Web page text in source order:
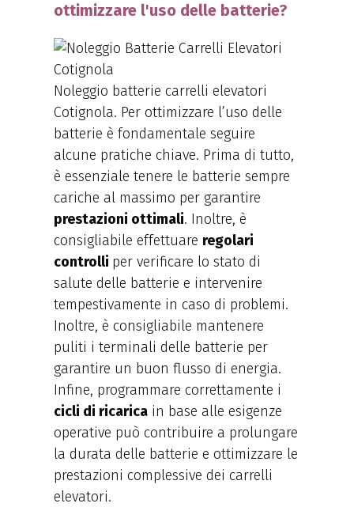
ottimizzare l'uso delle batterie?
Noleggio batterie carrelli elevatori
Cotignola. Per ottimizzare l’uso delle
batterie è fondamentale seguire
alcune pratiche chiave. Prima di tutto,
è essenziale tenere le batterie sempre
cariche al massimo per garantire
prestazioni ottimali. Inoltre, è
consigliabile effettuare regolari
controlli per verificare lo stato di
salute delle batterie e intervenire
tempestivamente in caso di problemi.
Inoltre, è consigliabile mantenere
puliti i terminali delle batterie per
garantire un buon flusso di energia.
Infine, programmare correttamente i
cicli di ricarica in base alle esigenze
operative può contribuire a prolungare
la durata delle batterie e ottimizzare le
prestazioni complessive dei carrelli
elevatori.